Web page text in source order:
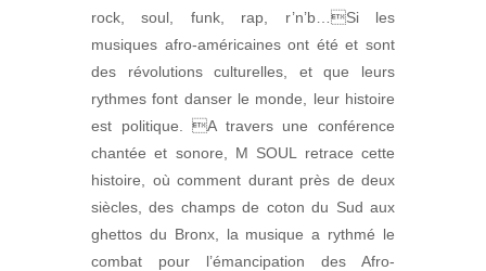
rock, soul, funk, rap, r’n’b…Si les
musiques afro-américaines ont été et sont
des révolutions culturelles, et que leurs
rythmes font danser le monde, leur histoire
est politique. A travers une conférence
chantée et sonore, M SOUL retrace cette
histoire, où comment durant près de deux
siècles, des champs de coton du Sud aux
ghettos du Bronx, la musique a rythmé le
combat pour l’émancipation des Afro-